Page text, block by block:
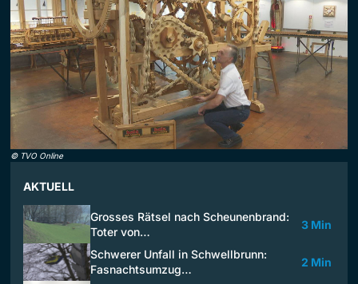
© TVO Online
AKTUELL
Grosses Rätsel nach Scheunenbrand:
Toter von…
3 Min
Schwerer Unfall in Schwellbrunn:
Fasnachtsumzug…
2 Min